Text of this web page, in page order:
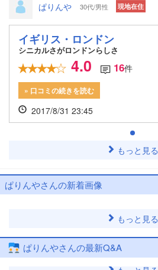
ぱりんや 30代/男性 現地在住
イギリス・ロンドン
シニカルさがロンドンらしさ
4.0 16件
» 口コミの続きを読む
2017/8/31 23:45
もっと見る
ぱりんやさんの新着画像
もっと見る
ぱりんやさんの最新Q&A